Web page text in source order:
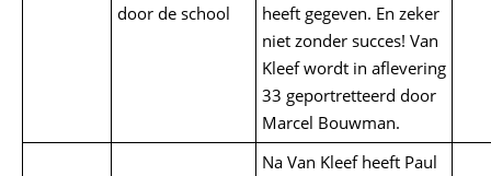
door de school
heeft gegeven. En zeker
niet zonder succes! Van
Kleef wordt in aflevering
33 geportretteerd door
Marcel Bouwman.
Na Van Kleef heeft Paul